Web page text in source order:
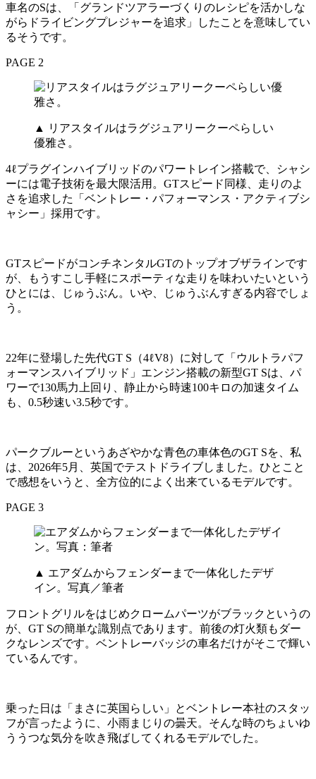
車名のSは、「グランドツアラーづくりのレシピを活かしな
がらドライビングプレジャーを追求」したことを意味してい
るそうです。
PAGE 2
▲ リアスタイルはラグジュアリークーペらしい
優雅さ。
4ℓプラグインハイブリッドのパワートレイン搭載で、シャシ
ーには電子技術を最大限活用。GTスピード同様、走りのよ
さを追求した「ベントレー・パフォーマンス・アクティブシ
ャシー」採用です。
GTスピードがコンチネンタルGTのトップオブザラインです
が、もうすこし手軽にスポーティな走りを味わいたいという
ひとには、じゅうぶん。いや、じゅうぶんすぎる内容でしょ
う。
22年に登場した先代GT S（4ℓV8）に対して「ウルトラパフ
ォーマンスハイブリッド」エンジン搭載の新型GT Sは、パ
ワーで130馬力上回り、静止から時速100キロの加速タイム
も、0.5秒速い3.5秒です。
パークブルーというあざやかな青色の車体色のGT Sを、私
は、2026年5月、英国でテストドライブしました。ひとこと
で感想をいうと、全方位的によく出来ているモデルです。
PAGE 3
▲ エアダムからフェンダーまで一体化したデザ
イン。写真／筆者
フロントグリルをはじめクロームパーツがブラックというの
が、GT Sの簡単な識別点であります。前後の灯火類もダー
クなレンズです。ベントレーバッジの車名だけがそこで輝い
ているんです。
乗った日は「まさに英国らしい」とベントレー本社のスタッ
フが言ったように、小雨まじりの曇天。そんな時のちょいゆ
ううつな気分を吹き飛ばしてくれるモデルでした。